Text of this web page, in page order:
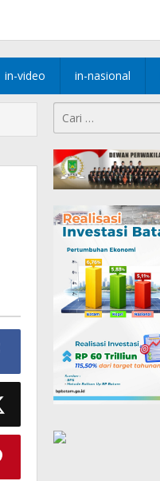
in-video in-nasional
untuk: